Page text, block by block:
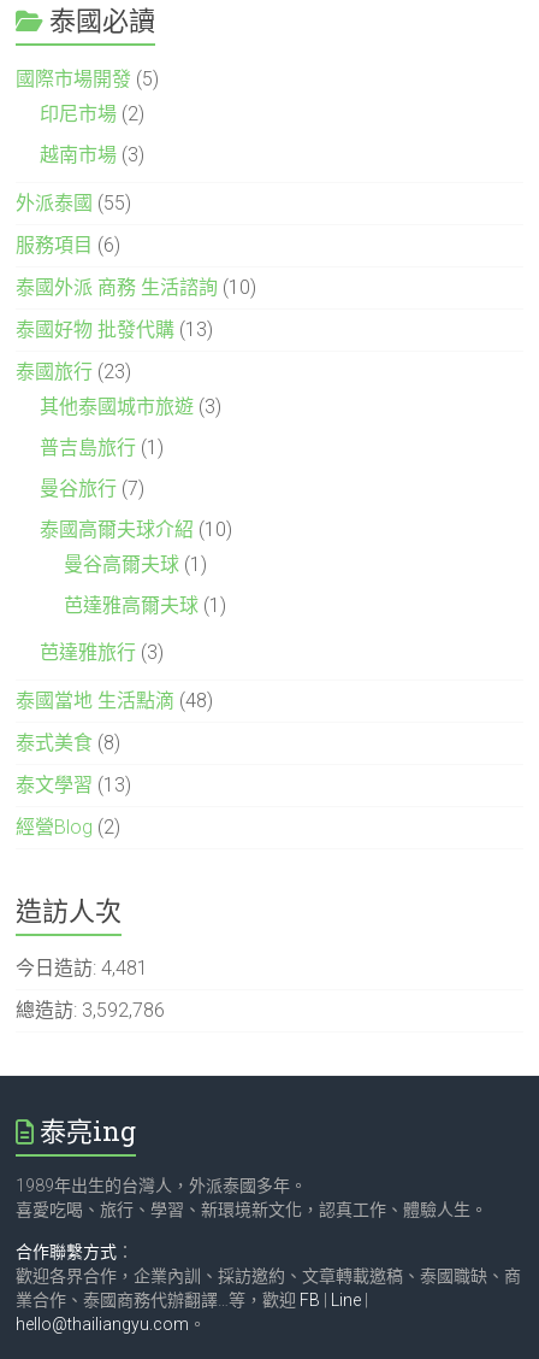
泰國必讀
國際市場開發 (5)
印尼市場 (2)
越南市場 (3)
外派泰國 (55)
服務項目 (6)
泰國外派 商務 生活諮詢 (10)
泰國好物 批發代購 (13)
泰國旅行 (23)
其他泰國城市旅遊 (3)
普吉島旅行 (1)
曼谷旅行 (7)
泰國高爾夫球介紹 (10)
曼谷高爾夫球 (1)
芭達雅高爾夫球 (1)
芭達雅旅行 (3)
泰國當地 生活點滴 (48)
泰式美食 (8)
泰文學習 (13)
經營Blog (2)
造訪人次
今日造訪:4,481
總造訪: 3,592,786
泰亮ing
1989年出生的台灣人，外派泰國多年。
喜愛吃喝、旅行、學習、新環境新文化，認真工作、體驗人生。
合作聯繫方式 ：
歡迎各界合作，企業內訓、採訪邀約、文章轉載邀稿、泰國職缺、商
業合作、泰國商務代辦翻譯…等，歡迎 FB Line
hello@thailiangyu.com 。